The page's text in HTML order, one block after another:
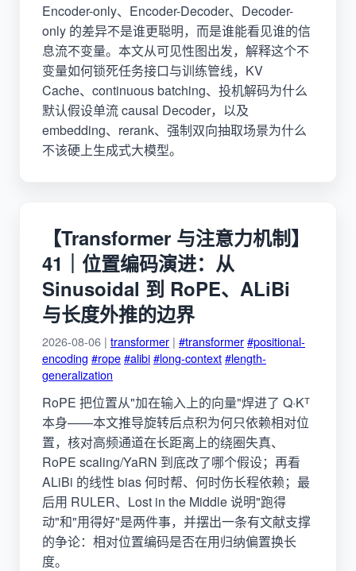
Encoder-only、Encoder-Decoder、Decoder-
only 的差异不是谁更聪明，而是谁能看见谁的信
息流不变量。本文从可见性图出发，解释这个不
变量如何锁死任务接口与训练管线，KV
Cache、continuous batching、投机解码为什么
默认假设单流 causal Decoder，以及
embedding、rerank、强制双向抽取场景为什么
不该硬上生成式大模型。
【Transformer 与注意力机制】
41｜位置编码演进：从
Sinusoidal 到 RoPE、ALiBi
与长度外推的边界
2026-08-06 | transformer | #transformer#positional-
encoding #rope#alibi#long-context#length-
generalization
RoPE 把位置从"加在输入上的向量"焊进了 Q·Kᵀ
本身——本文推导旋转后点积为何只依赖相对位
置，核对高频通道在长距离上的绕圈失真、
RoPE scaling/YaRN 到底改了哪个假设；再看
ALiBi 的线性 bias 何时帮、何时伤长程依赖；最
后用 RULER、Lost in the Middle 说明"跑得
动"和"用得好"是两件事，并摆出一条有文献支撑
的争论：相对位置编码是否在用归纳偏置换长
度。